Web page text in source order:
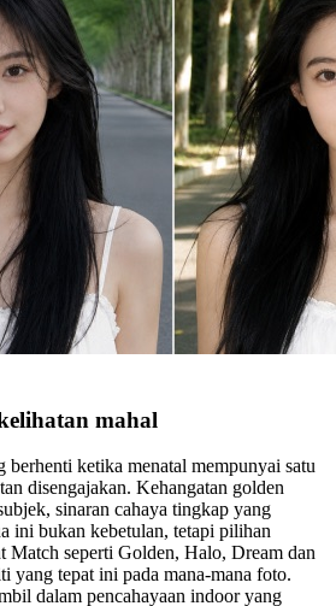
mahal
berhenti ketika menatal mempunyai satu
disengajakan. Kehangatan golden
sinaran cahaya tingkap yang
ini bukan kebetulan, tetapi pilihan
Match seperti Golden, Halo, Dream dan
yang tepat ini pada mana-mana foto.
dalam pencahayaan indoor yang